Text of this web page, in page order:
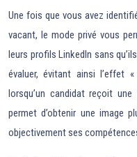
Une fois que vous avez
vacant, le mode privé vous
leurs profils LinkedIn sans
évaluer, évitant ainsi l’effet
lorsqu’un candidat reçoit
permet d’obtenir une image
objectivement ses